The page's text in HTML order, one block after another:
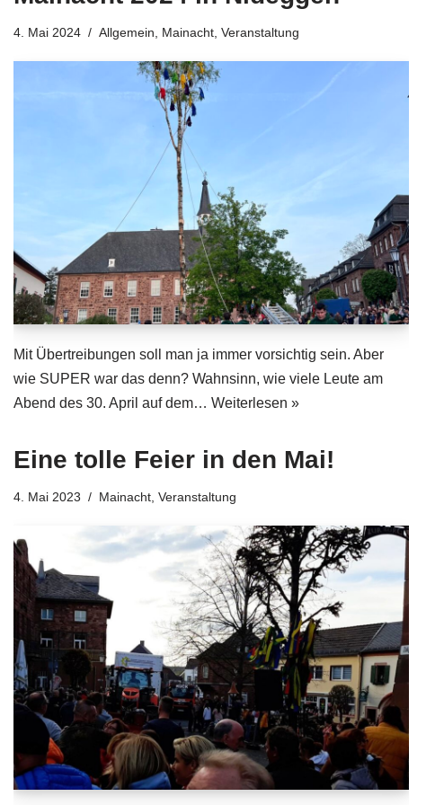
4. Mai 2024 Allgemein Mainacht Veranstaltung
Mit Übertreibungen soll man ja immer vorsichtig sein. Aber
wie SUPER war das denn? Wahnsinn, wie viele Leute am
Abend des 30. April auf dem… Weiterlesen »
Eine tolle Feier in den Mai!
4. Mai 2023 Mainacht Veranstaltung